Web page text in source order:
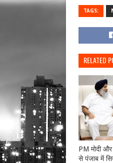
TAGS:
RELATED
PM मोदी
से पंजाब में